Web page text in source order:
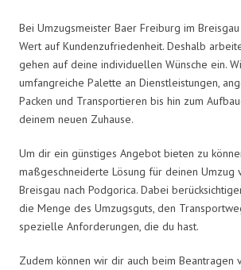
Bei Umzugsmeister Baer Freiburg im
Wert auf Kundenzufriedenheit. Deshalb
gehen auf deine individuellen Wünsche ein.
umfangreiche Palette an Dienstleistungen,
Packen und Transportieren bis hin zum
deinem neuen Zuhause.
Um dir ein günstiges Angebot bieten zu
maßgeschneiderte Lösung für deinen Umzug
Breisgau nach Podgorica. Dabei
die Menge des Umzugsguts, den
spezielle Anforderungen, die du hast.
Zudem können wir dir auch beim Beantragen